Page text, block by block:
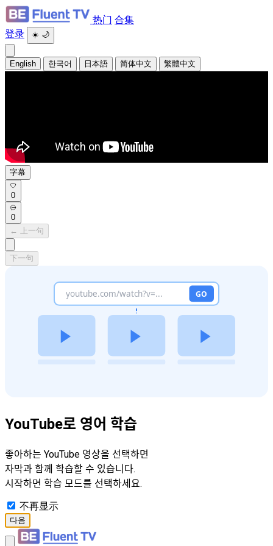
热门 合集
登录
☀️ 🌙
English 한국어 日本語 简体中文 繁體中文
字幕
0
0
← 上一句
下一句
YouTube로 영어 학습
좋아하는 YouTube 영상을 선택하면
자막과 함께 학습할 수 있습니다.
시작하면 학습 모드를 선택하세요.
不再显示
다음